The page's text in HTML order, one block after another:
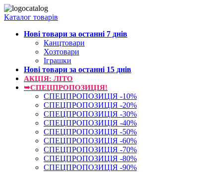
Каталог товарів
Нові товари за останнi 7 днiв
Канцтовари
Хозтовари
Іграшки
Нові товари за останнi 15 днiв
АКЦІЯ: ЛІТО
➥СПЕЦПРОПОЗИЦІЯ!
СПЕЦПРОПОЗИЦІЯ -10%
СПЕЦПРОПОЗИЦІЯ -20%
СПЕЦПРОПОЗИЦІЯ -30%
СПЕЦПРОПОЗИЦІЯ -40%
СПЕЦПРОПОЗИЦІЯ -50%
СПЕЦПРОПОЗИЦІЯ -60%
СПЕЦПРОПОЗИЦІЯ -70%
СПЕЦПРОПОЗИЦІЯ -80%
СПЕЦПРОПОЗИЦІЯ -90%